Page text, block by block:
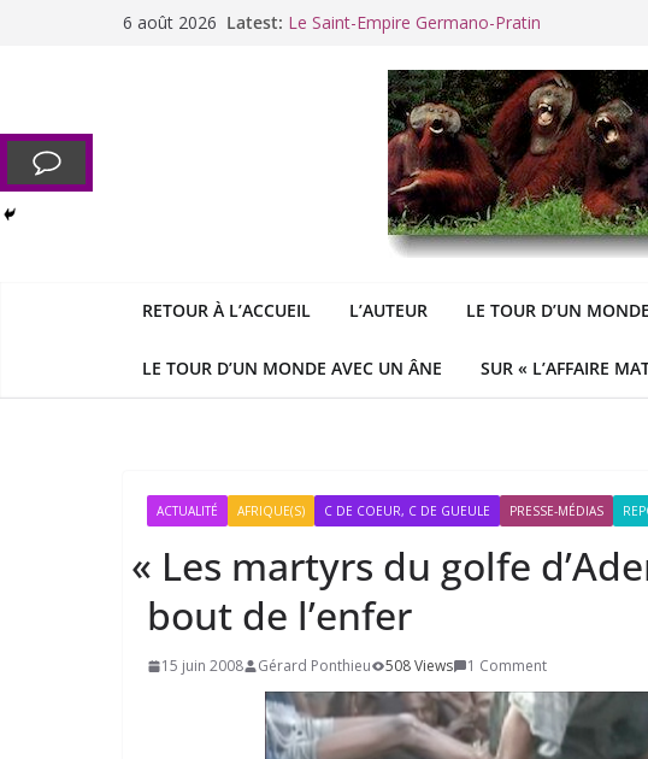
6 août 2026 Latest: Le Saint-Empire Germano-Pratin
George : « Le meilleur des mondes
Le patriarcat », bouc émissaire des
Cannes. La Palme d’Or des valeureux
RETOUR À L’ACCUEIL L’AUTEUR LE TOUR D’UN
LE TOUR D’UN MONDE AVEC UN ÂNE SUR « L’AFFAIRE
ACTUALITÉ AFRIQUE(S) C DE COEUR, C DE GUEULE PRESSE-MÉDIAS
« Les martyrs du golfe
bout de l’enfer
15 juin 2008 Gérard Ponthieu 508 Views 1 Comment